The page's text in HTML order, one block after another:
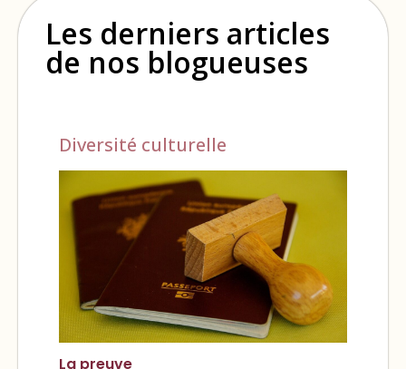
Les derniers articles
de nos blogueuses
Diversité culturelle
La preuve